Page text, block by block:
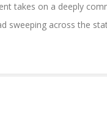
takes on a deeply
sweeping across the